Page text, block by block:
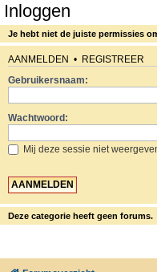
Inloggen
Je hebt niet de juiste permissies
AANMELDEN • REGISTREER
Gebruikersnaam:
Wachtwoord:
Mij deze sessie niet
Deze categorie heeft geen forums.